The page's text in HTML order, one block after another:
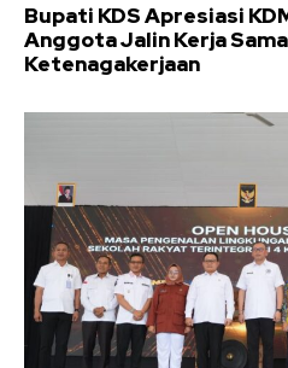
Bupati KDS Apresiasi
Anggota Jalin Kerja
Ketenagakerjaan